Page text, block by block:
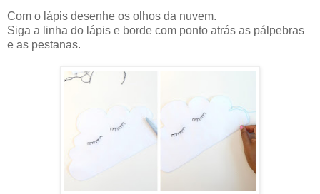
Com o lápis desenhe os olhos da nuvem.
Siga a linha do lápis e borde com ponto atrás as pálpebras
e as pestanas.